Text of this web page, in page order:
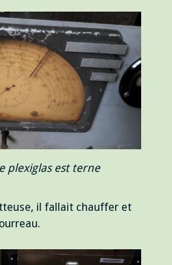
plexiglas est terne
il fallait chauffer et